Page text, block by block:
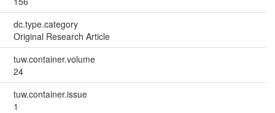
dc.type.category
Original Research Article
tuw.container.volume
24
tuw.container.issue
1